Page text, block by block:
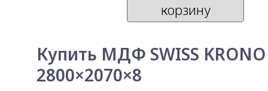
корзину
Купить МДФ SWISS KRONO
2800×2070×8